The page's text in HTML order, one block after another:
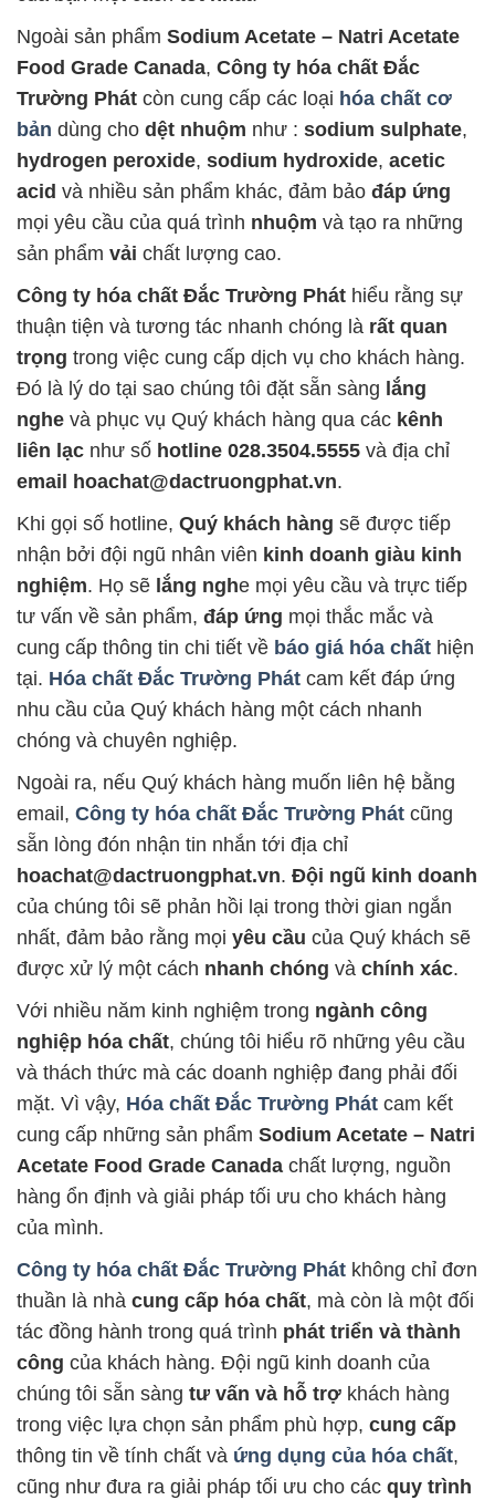
Ngoài sản phẩm Sodium Acetate – Natri Acetate
Food Grade Canada, Công ty hóa chất Đắc
Trường Phát còn cung cấp các loại hóa chất cơ
bản dùng cho dệt nhuộm như : sodium sulphate,
hydrogen peroxide, sodium hydroxide, acetic
acid và nhiều sản phẩm khác, đảm bảo đáp ứng
mọi yêu cầu của quá trình nhuộm và tạo ra những
sản phẩm vải chất lượng cao.
Công ty hóa chất Đắc Trường Phát hiểu rằng sự
thuận tiện và tương tác nhanh chóng là rất quan
trọng trong việc cung cấp dịch vụ cho khách hàng.
Đó là lý do tại sao chúng tôi đặt sẵn sàng lắng
nghe và phục vụ Quý khách hàng qua các kênh
liên lạc như số hotline 028.3504.5555 và địa chỉ
email hoachat@dactruongphat.vn.
Khi gọi số hotline, Quý khách hàng sẽ được tiếp
nhận bởi đội ngũ nhân viên kinh doanh giàu kinh
nghiệm. Họ sẽ lắng nghe mọi yêu cầu và trực tiếp
tư vấn về sản phẩm, đáp ứng mọi thắc mắc và
cung cấp thông tin chi tiết về báo giá hóa chất hiện
tại. Hóa chất Đắc Trường Phát cam kết đáp ứng
nhu cầu của Quý khách hàng một cách nhanh
chóng và chuyên nghiệp.
Ngoài ra, nếu Quý khách hàng muốn liên hệ bằng
email, Công ty hóa chất Đắc Trường Phát cũng
sẵn lòng đón nhận tin nhắn tới địa chỉ
hoachat@dactruongphat.vn. Đội ngũ kinh doanh
của chúng tôi sẽ phản hồi lại trong thời gian ngắn
nhất, đảm bảo rằng mọi yêu cầu của Quý khách sẽ
được xử lý một cách nhanh chóng và chính xác.
Với nhiều năm kinh nghiệm trong ngành công
nghiệp hóa chất, chúng tôi hiểu rõ những yêu cầu
và thách thức mà các doanh nghiệp đang phải đối
mặt. Vì vậy, Hóa chất Đắc Trường Phát cam kết
cung cấp những sản phẩm Sodium Acetate – Natri
Acetate Food Grade Canada chất lượng, nguồn
hàng ổn định và giải pháp tối ưu cho khách hàng
của mình.
Công ty hóa chất Đắc Trường Phát không chỉ đơn
thuần là nhà cung cấp hóa chất, mà còn là một đối
tác đồng hành trong quá trình phát triển và thành
công của khách hàng. Đội ngũ kinh doanh của
chúng tôi sẵn sàng tư vấn và hỗ trợ khách hàng
trong việc lựa chọn sản phẩm phù hợp, cung cấp
thông tin về tính chất và ứng dụng của hóa chất,
cũng như đưa ra giải pháp tối ưu cho các quy trình